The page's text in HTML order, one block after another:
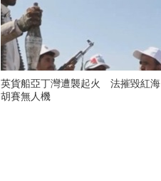
英貨船亞丁灣遭襲起火 法摧毀紅海
胡賽無人機